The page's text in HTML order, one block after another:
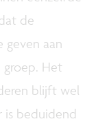
de
geven aan
Het
blijft wel
is beduidend